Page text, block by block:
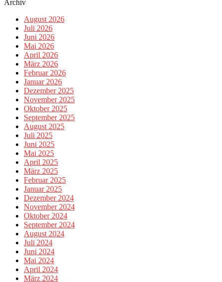
Archiv
August 2026
Juli 2026
Juni 2026
Mai 2026
April 2026
März 2026
Februar 2026
Januar 2026
Dezember 2025
November 2025
Oktober 2025
September 2025
August 2025
Juli 2025
Juni 2025
Mai 2025
April 2025
März 2025
Februar 2025
Januar 2025
Dezember 2024
November 2024
Oktober 2024
September 2024
August 2024
Juli 2024
Juni 2024
Mai 2024
April 2024
März 2024